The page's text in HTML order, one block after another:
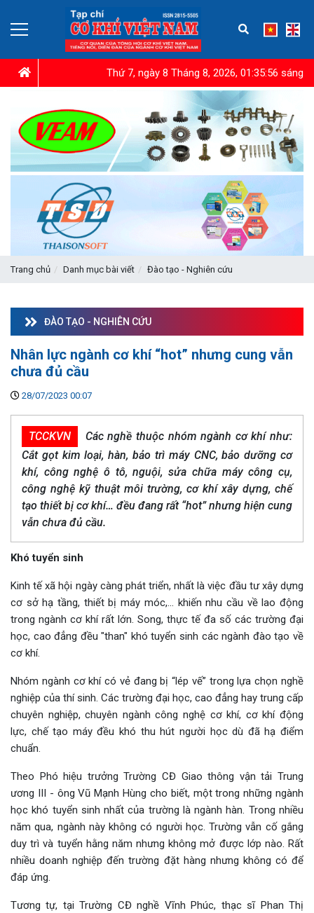
Thứ 7, ngày 8 Tháng 8, 2026, 01:35:57 sáng
Trang chủ Danh mục bài viết Đào tạo - Nghiên cứu
ĐÀO TẠO - NGHIÊN CỨU
Nhân lực ngành cơ khí “hot” nhưng cung vẫn
chưa đủ cầu
28/07/2023 00:07
TCCKVN
Các nghề thuộc nhóm ngành cơ khí như:
Cắt gọt kim loại, hàn, bảo trì máy CNC, bảo dưỡng cơ
khí, công nghệ ô tô, nguội, sửa chữa máy công cụ,
công nghệ kỹ thuật môi trường, cơ khí xây dựng, chế
tạo thiết bị cơ khí… đều đang rất “hot” nhưng hiện cung
vẫn chưa đủ cầu.
Khó tuyển sinh
Kinh tế xã hội ngày càng phát triển, nhất là việc đầu tư xây dựng
cơ sở hạ tầng, thiết bị máy móc,... khiến nhu cầu về lao động
trong ngành cơ khí rất lớn. Song, thực tế đa số các trường đại
học, cao đẳng đều "than" khó tuyển sinh các ngành đào tạo về
cơ khí.
Nhóm ngành cơ khí có vẻ đang bị “lép vế” trong lựa chọn nghề
nghiệp của thí sinh. Các trường đại học, cao đẳng hay trung cấp
chuyên nghiệp, chuyên ngành công nghệ cơ khí, cơ khí động
lực, chế tạo máy đều khó thu hút người học dù đã hạ điểm
chuẩn.
Theo Phó hiệu trưởng Trường CĐ Giao thông vận tải Trung
ương III - ông Vũ Mạnh Hùng cho biết, một trong những ngành
học khó tuyển sinh nhất của trường là ngành hàn. Trong nhiều
năm qua, ngành này không có người học. Trường vẫn cố gắng
duy trì và tuyển hằng năm nhưng không mở được lớp nào. Rất
nhiều doanh nghiệp đến trường đặt hàng nhưng không có để
đáp ứng.
Tương tự, tại Trường CĐ nghề Vĩnh Phúc, thạc sĩ Phan Thị